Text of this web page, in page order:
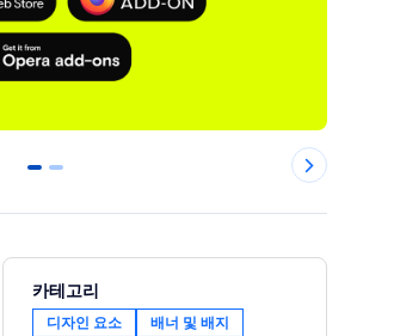
0 1
카테고리
디자인 요소 배너 및 배지